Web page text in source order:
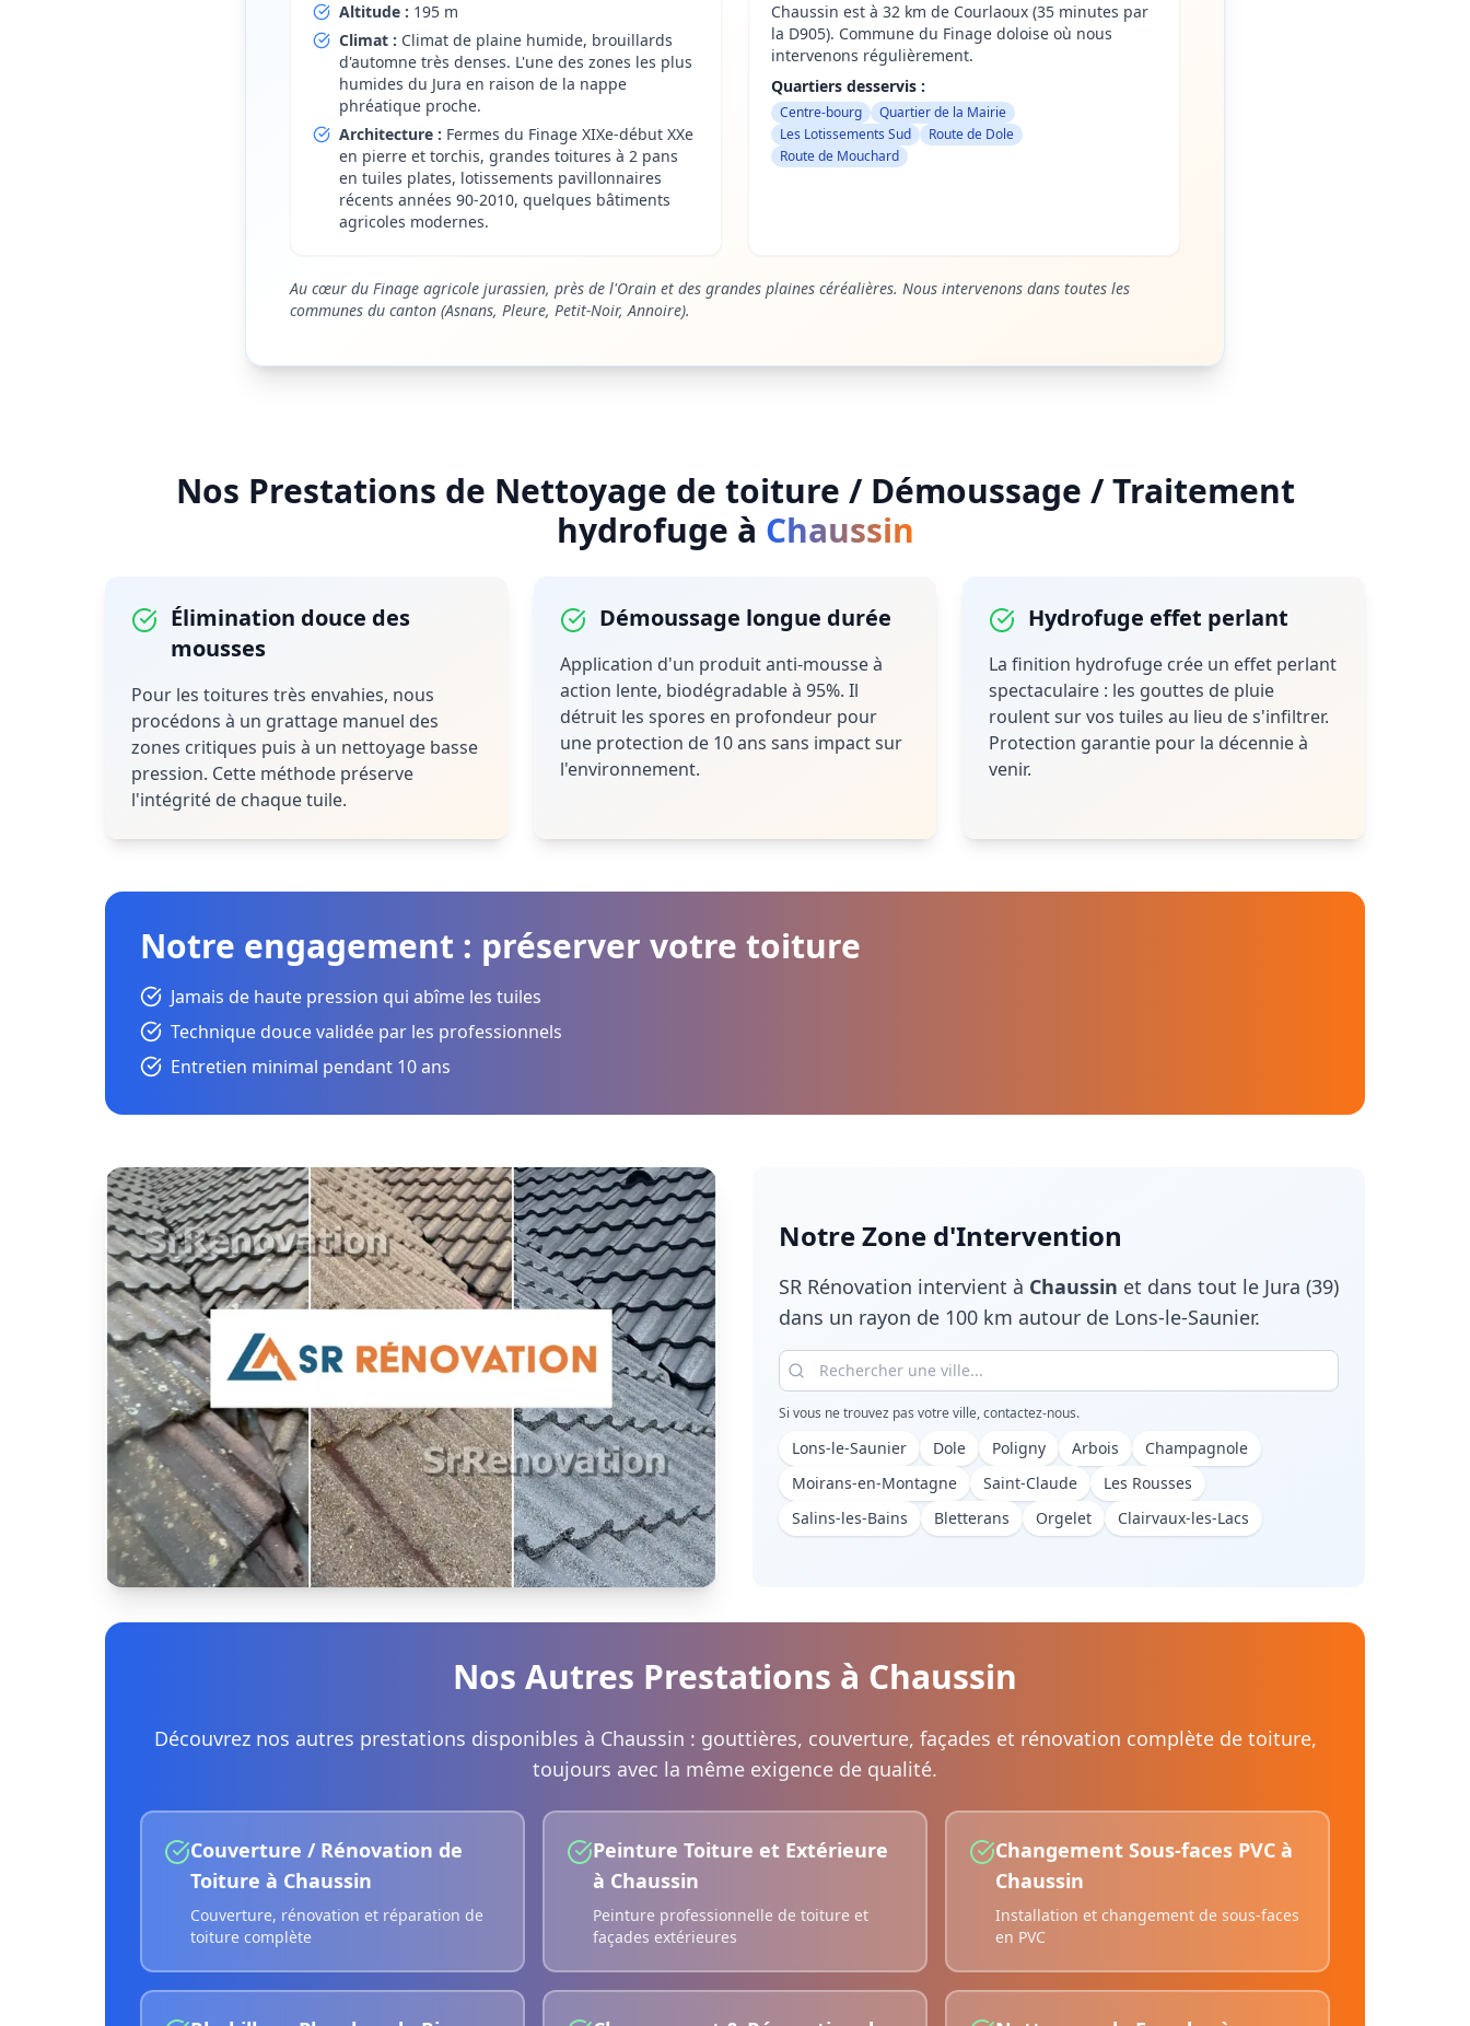
Altitude : 195 m
Climat : Climat de plaine humide, brouillards
d'automne très denses. L'une des zones les plus
humides du Jura en raison de la nappe
phréatique proche.
Architecture : Fermes du Finage XIXe-début XXe
en pierre et torchis, grandes toitures à 2 pans
en tuiles plates, lotissements pavillonnaires
récents années 90-2010, quelques bâtiments
agricoles modernes.
Chaussin est à 32 km de Courlaoux (35 minutes par
la D905). Commune du Finage doloise où nous
intervenons régulièrement.
Quartiers desservis :
Centre-bourg
Quartier de la Mairie
Les Lotissements Sud
Route de Dole
Route de Mouchard
Au cœur du Finage agricole jurassien, près de l'Orain et des grandes plaines céréalières. Nous intervenons dans toutes les
communes du canton (Asnans, Pleure, Petit-Noir, Annoire).
Nos Prestations de Nettoyage de toiture / Démoussage / Traitement
hydrofuge à Chaussin
Élimination douce des
mousses
Pour les toitures très envahies, nous
procédons à un grattage manuel des
zones critiques puis à un nettoyage basse
pression. Cette méthode préserve
l'intégrité de chaque tuile.
Démoussage longue durée
Application d'un produit anti-mousse à
action lente, biodégradable à 95%. Il
détruit les spores en profondeur pour
une protection de 10 ans sans impact sur
l'environnement.
Hydrofuge effet perlant
La finition hydrofuge crée un effet perlant
spectaculaire : les gouttes de pluie
roulent sur vos tuiles au lieu de s'infiltrer.
Protection garantie pour la décennie à
venir.
Notre engagement : préserver votre toiture
Jamais de haute pression qui abîme les tuiles
Technique douce validée par les professionnels
Entretien minimal pendant 10 ans
Notre Zone d'Intervention
SR Rénovation intervient à Chaussin et dans tout le Jura (39)
dans un rayon de 100 km autour de Lons-le-Saunier.
Si vous ne trouvez pas votre ville, contactez-nous.
Lons-le-Saunier Dole Poligny Arbois
Champagnole
Moirans-en-Montagne
Saint-Claude
Les Rousses
Salins-les-Bains
Bletterans Orgelet Clairvaux-les-Lacs
Nos Autres Prestations à Chaussin
Découvrez nos autres prestations disponibles à Chaussin : gouttières, couverture, façades et rénovation complète de toiture,
toujours avec la même exigence de qualité.
Couverture / Rénovation de
Toiture à Chaussin
Couverture, rénovation et réparation de
toiture complète
Peinture Toiture et Extérieure
à Chaussin
Peinture professionnelle de toiture et
façades extérieures
Changement Sous-faces PVC à
Chaussin
Installation et changement de sous-faces
en PVC